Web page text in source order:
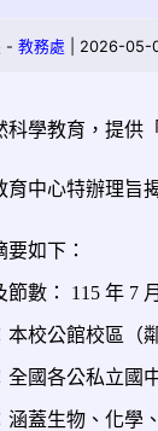
- 教務處 | 2026-05-
科學教育，提供
育中心特辦理旨
如下：
節數： 115 年 7
本校公館校區（
全國各公私立國
涵蓋生物、化學